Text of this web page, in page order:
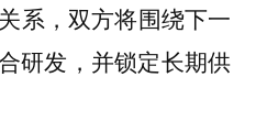
系，双方将围绕下一
研发，并锁定长期供